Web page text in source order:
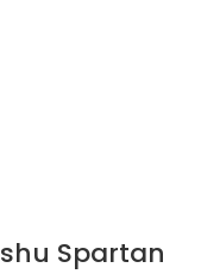
Spartan